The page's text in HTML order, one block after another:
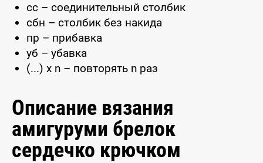
сс – соединительный столбик
сбн – столбик без накида
пр – прибавка
уб – убавка
(...) x n – повторять n раз
Описание вязания
амигуруми брелок
сердечко крючком